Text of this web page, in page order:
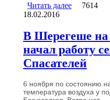
Читать далее о В7614
18.02.2016
В Шерегеше на
начал работу
Спасателей
6 ноября по состоянию
температура воздуха у